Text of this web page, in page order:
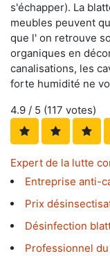
s'échapper). La
meubles peuvent
que l' on retrouve
organiques en
canalisations, les
forte humidité ne
4.9 / 5 (117 votes)
Expert de la lutte
Entreprise anti-
Prix
Désinfection
Professionnel